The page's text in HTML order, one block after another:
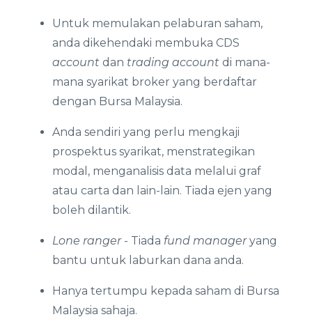
Untuk memulakan pelaburan saham,
anda dikehendaki membuka CDS
account dan trading account di mana-
mana syarikat broker yang berdaftar
dengan Bursa Malaysia.
Anda sendiri yang perlu mengkaji
prospektus syarikat, menstrategikan
modal, menganalisis data melalui graf
atau carta dan lain-lain. Tiada ejen yang
boleh dilantik.
Lone ranger - Tiada fund manageryang
bantu untuk laburkan dana anda.
Hanya tertumpu kepada saham di Bursa
Malaysia sahaja.